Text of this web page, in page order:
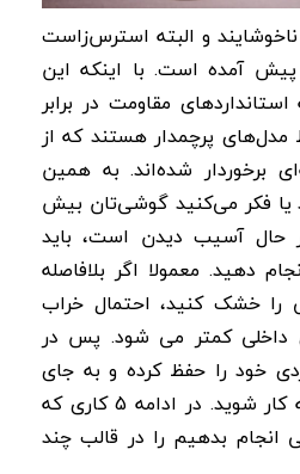
و البته استرس‌زاست
پیش آمده است. با اینکه این
مقاومت در برابر
پرچمدار هستند که از
برخوردار شده‌اند. به همین
یا فکر می‌کنید گوشی‌تان بیش
حال آسیب دیدن است، باید
دهید. معمولا اگر بلافاصله
خشک کنید، احتمال خراب
کمتر می شود. پس در
خود را حفظ کرده و به جای
هول شدن، سریعا دست به کار شوید. در ادامه 5 کاری که
انجام بدهیم را در قالب چند